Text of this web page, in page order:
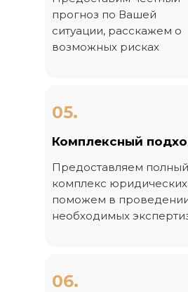
05.
Комплексный
Предоставляем полный
комплекс юридических
поможем в
необходимых
прогноз по Вашей
ситуации, расскажем о
возможных рисках
06.